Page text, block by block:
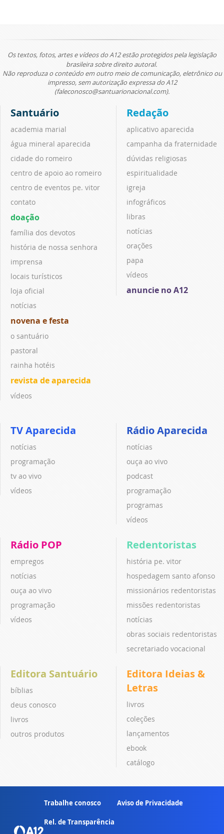
Os textos, fotos, artes e vídeos do A12 estão protegidos pela legislação
brasileira sobre direito autoral.
Não reproduza o conteúdo em outro meio de comunicação, eletrônico ou
impresso, sem autorização expressa do A12
(faleconosco@santuarionacional.com).
Santuário
academia marial
água mineral aparecida
cidade do romeiro
centro de apoio ao romeiro
centro de eventos pe. vitor
contato
doação
família dos devotos
história de nossa senhora
imprensa
locais turísticos
loja oficial
notícias
novena e festa
o santuário
pastoral
rainha hotéis
revista de aparecida
vídeos
Redação
aplicativo aparecida
campanha da fraternidade
dúvidas religiosas
espiritualidade
igreja
infográficos
libras
notícias
orações
papa
vídeos
anuncie no A12
TV Aparecida
notícias
programação
tv ao vivo
vídeos
Rádio Aparecida
notícias
ouça ao vivo
podcast
programação
programas
vídeos
Rádio POP
empregos
notícias
ouça ao vivo
programação
vídeos
Redentoristas
história pe. vitor
hospedagem santo afonso
missionários redentoristas
missões redentoristas
notícias
obras sociais redentoristas
secretariado vocacional
Editora Santuário
bíblias
deus conosco
livros
outros produtos
Editora Ideias &
Letras
livros
coleções
lançamentos
ebook
catálogo
Trabalhe conosco Aviso de Privacidade
Rel. de Transparência